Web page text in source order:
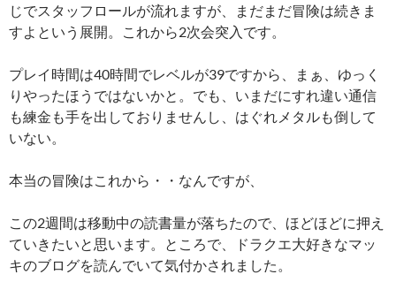
じでスタッフロールが流れますが、まだまだ冒険は続きま
すよという展開。これから2次会突入です。
プレイ時間は40時間でレベルが39ですから、まぁ、ゆっく
りやったほうではないかと。でも、いまだにすれ違い通信
も練金も手を出しておりませんし、はぐれメタルも倒して
いない。
本当の冒険はこれから・・なんですが、
この2週間は移動中の読書量が落ちたので、ほどほどに押え
ていきたいと思います。ところで、ドラクエ大好きなマッ
キのブログを読んでいて気付かされました。